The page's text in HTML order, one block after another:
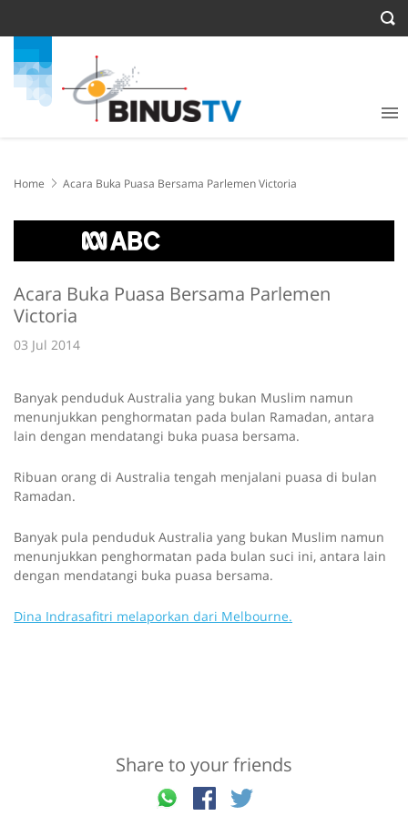
Home Acara Buka Puasa Bersama Parlemen Victoria
Acara Buka Puasa Bersama Parlemen
Victoria
03 Jul 2014
Banyak penduduk Australia yang bukan Muslim namun
menunjukkan penghormatan pada bulan Ramadan, antara
lain dengan mendatangi buka puasa bersama.
Ribuan orang di Australia tengah menjalani puasa di bulan
Ramadan.
Banyak pula penduduk Australia yang bukan Muslim namun
menunjukkan penghormatan pada bulan suci ini, antara lain
dengan mendatangi buka puasa bersama.
Dina Indrasafitri melaporkan dari Melbourne.
Share to your friends